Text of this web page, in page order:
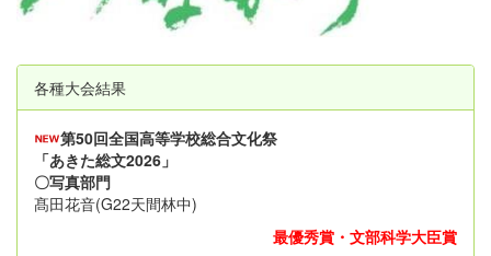
各種大会結果
第50回全国高等学校総合文化祭
「あきた総文2026」
〇写真部門
髙田花音(G22天間林中)
最優秀賞・文部科学大臣賞